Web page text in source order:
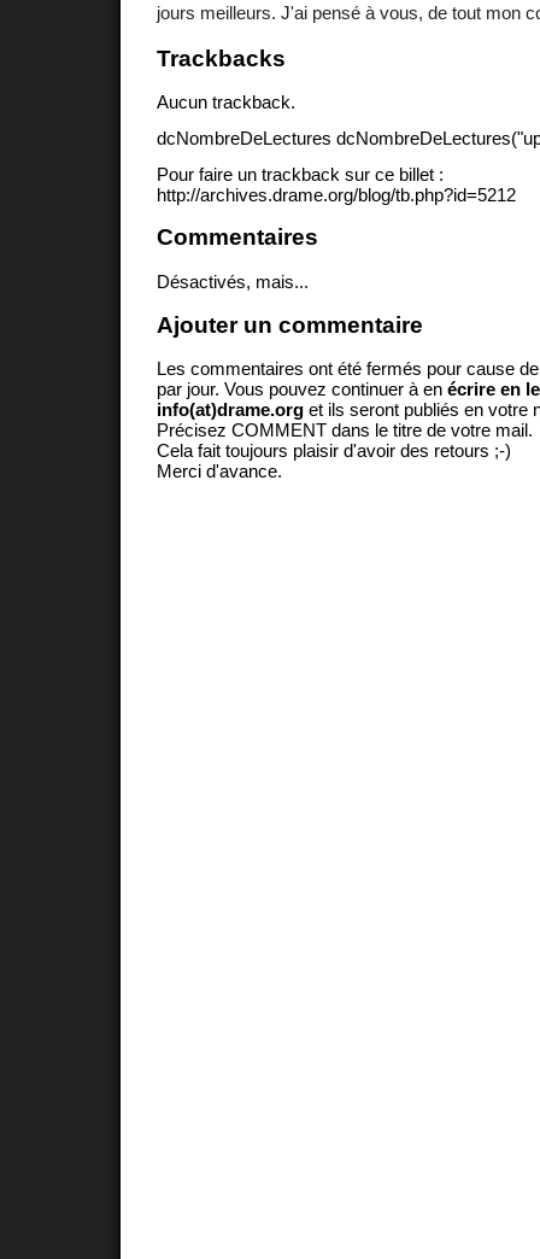
jours meilleurs. J'ai pensé à vous, de tout mon
Trackbacks
Aucun trackback.
dcNombreDeLectures
Pour faire un trackback sur ce billet :
http://archives.drame.org/blog/tb.php?id=5212
Commentaires
Désactivés, mais...
Ajouter un commentaire
Les commentaires ont été fermés pour cause
par jour. Vous pouvez continuer à en écrire en
info(at)drame.org et ils seront publiés en votre
Précisez COMMENT dans le titre de votre mail.
Cela fait toujours plaisir d'avoir des retours ;-)
Merci d'avance.